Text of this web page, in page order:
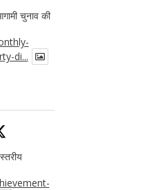
चुनाव की
di...